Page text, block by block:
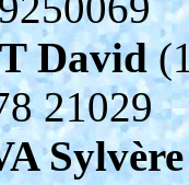
David
21029
Sylvère